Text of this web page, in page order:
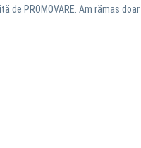
PROMOVARE. Am rămas